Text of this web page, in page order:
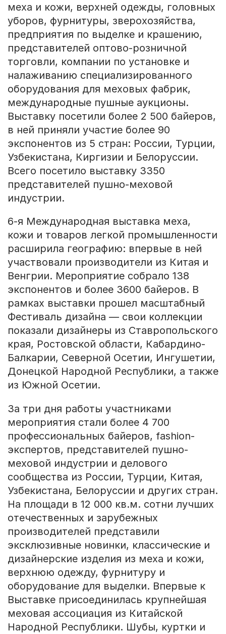
меха и кожи, верхней одежды, головных
уборов, фурнитуры, зверохозяйства,
предприятия по выделке и крашению,
представителей оптово-розничной
торговли, компании по установке и
налаживанию специализированного
оборудования для меховых фабрик,
международные пушные аукционы.
Выставку посетили более 2 500 байеров,
в ней приняли участие более 90
экспонентов из 5 стран: России, Турции,
Узбекистана, Киргизии и Белоруссии.
Всего посетило выставку 3350
представителей пушно-меховой
индустрии.
6-я Международная выставка меха,
кожи и товаров легкой промышленности
расширила географию: впервые в ней
участвовали производители из Китая и
Венгрии. Мероприятие собрало 138
экспонентов и более 3600 байеров. В
рамках выставки прошел масштабный
Фестиваль дизайна — свои коллекции
показали дизайнеры из Ставропольского
края, Ростовской области, Кабардино-
Балкарии, Северной Осетии, Ингушетии,
Донецкой Народной Республики, а также
из Южной Осетии.
За три дня работы участниками
мероприятия стали более 4 700
профессиональных байеров, fashion-
экспертов, представителей пушно-
меховой индустрии и делового
сообщества из России, Турции, Китая,
Узбекистана, Белоруссии и других стран.
На площади в 12 000 кв.м. сотни лучших
отечественных и зарубежных
производителей представили
эксклюзивные новинки, классические и
дизайнерские изделия из меха и кожи,
верхнюю одежду, фурнитуру и
оборудование для выделки. Впервые к
Выставке присоединилась крупнейшая
меховая ассоциация из Китайской
Народной Республики. Шубы, куртки и